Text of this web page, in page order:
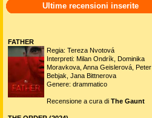
Ultime recensioni inserite
FATHER
Regia: Tereza Nvotová
Interpreti: Milan Ondrík, Dominika
Moravkova, Anna Geislerová, Peter
Bebjak, Jana Bittnerova
Genere: drammatico
Recensione a cura di The Gaunt